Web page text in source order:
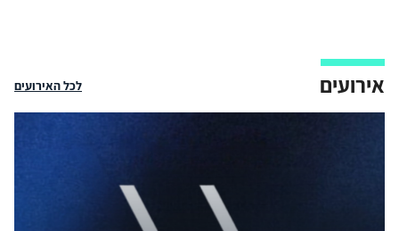
אירועים לכל האירועים